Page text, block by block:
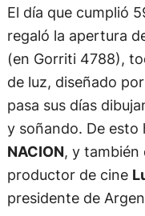
El día que cumplió
regaló la apertura
(en Gorriti 4788),
de luz, diseñado
pasa sus días
y soñando. De esto
NACION, y también
productor de cine
presidente de